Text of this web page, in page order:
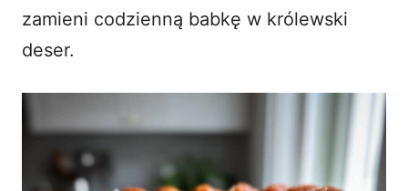
zamieni codzienną babkę w królewski
deser.